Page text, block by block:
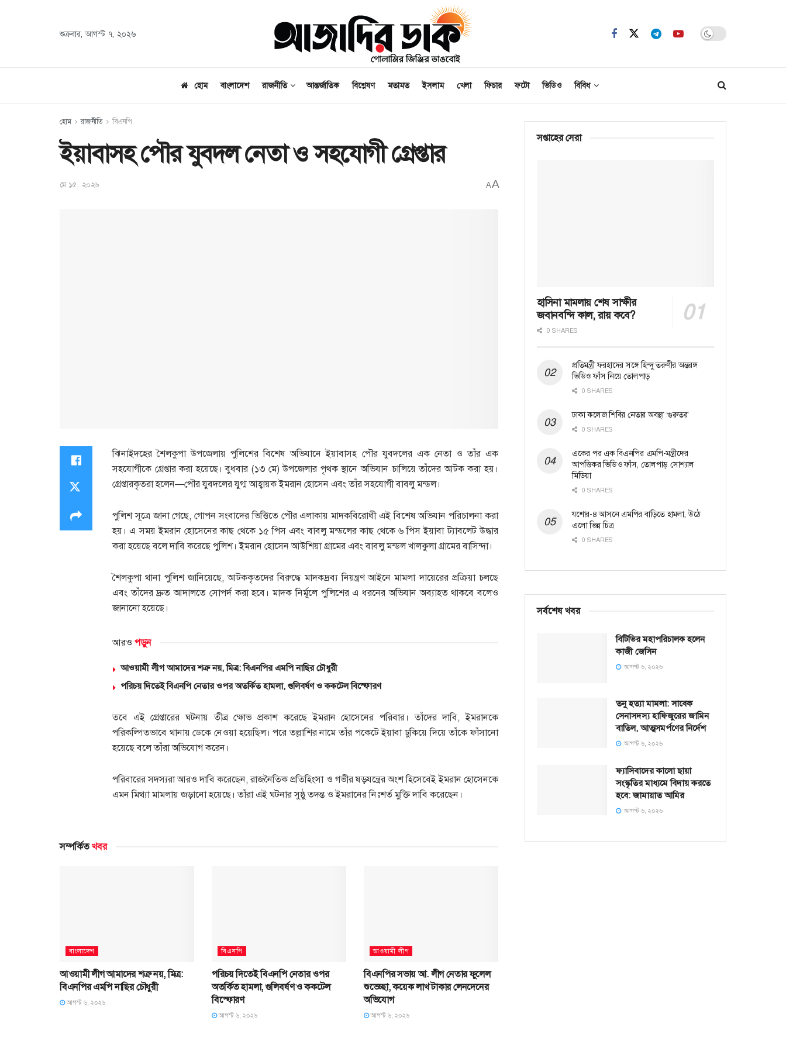
শুক্রবার, আগস্ট ৭, ২০২৬
হোম বাংলাদেশ রাজনীতি আন্তর্জাতিক বিশ্লেষণ মতামত ইসলাম খেলা ফিচার ফটো ভিডিও বিবিধ
হোম রাজনীতি বিএনপি
ইয়াবাসহ পৌর যুবদল নেতা ও সহযোগী গ্রেপ্তার
মে ১৫, ২০২৬ AA
ঝিনাইদহের শৈলকুপা উপজেলায় পুলিশের বিশেষ অভিযানে ইয়াবাসহ পৌর যুবদলের এক নেতা ও তাঁর এক
সহযোগীকে গ্রেপ্তার করা হয়েছে। বুধবার (১৩ মে) উপজেলার পৃথক স্থানে অভিযান চালিয়ে তাঁদের আটক করা হয়।
গ্রেপ্তারকৃতরা হলেন—পৌর যুবদলের যুগ্ম আহ্বায়ক ইমরান হোসেন এবং তাঁর সহযোগী বাবলু মন্ডল।
পুলিশ সূত্রে জানা গেছে, গোপন সংবাদের ভিত্তিতে পৌর এলাকায় মাদকবিরোধী এই বিশেষ অভিযান পরিচালনা করা
হয়। এ সময় ইমরান হোসেনের কাছ থেকে ১৫ পিস এবং বাবলু মন্ডলের কাছ থেকে ৬ পিস ইয়াবা ট্যাবলেট উদ্ধার
করা হয়েছে বলে দাবি করেছে পুলিশ। ইমরান হোসেন আউশিয়া গ্রামের এবং বাবলু মন্ডল খালকুলা গ্রামের বাসিন্দা।
শৈলকুপা থানা পুলিশ জানিয়েছে, আটককৃতদের বিরুদ্ধে মাদকদ্রব্য নিয়ন্ত্রণ আইনে মামলা দায়েরের প্রক্রিয়া চলছে
এবং তাঁদের দ্রুত আদালতে সোপর্দ করা হবে। মাদক নির্মূলে পুলিশের এ ধরনের অভিযান অব্যাহত থাকবে বলেও
জানানো হয়েছে।
আরও পড়ুন
আওয়ামী লীগ আমাদের শত্রু নয়, মিত্র: বিএনপির এমপি নাছির চৌধুরী
পরিচয় দিতেই বিএনপি নেতার ওপর অতর্কিত হামলা, গুলিবর্ষণ ও ককটেল বিস্ফোরণ
তবে এই গ্রেপ্তারের ঘটনায় তীব্র ক্ষোভ প্রকাশ করেছে ইমরান হোসেনের পরিবার। তাঁদের দাবি, ইমরানকে
পরিকল্পিতভাবে থানায় ডেকে নেওয়া হয়েছিল। পরে তল্লাশির নামে তাঁর পকেটে ইয়াবা ঢুকিয়ে দিয়ে তাঁকে ফাঁসানো
হয়েছে বলে তাঁরা অভিযোগ করেন।
পরিবারের সদস্যরা আরও দাবি করেছেন, রাজনৈতিক প্রতিহিংসা ও গভীর ষড়যন্ত্রের অংশ হিসেবেই ইমরান হোসেনকে
এমন মিথ্যা মামলায় জড়ানো হয়েছে। তাঁরা এই ঘটনার সুষ্ঠু তদন্ত ও ইমরানের নিঃশর্ত মুক্তি দাবি করেছেন।
সম্পর্কিতখবর
বাংলাদেশ
আওয়ামী লীগ আমাদের শত্রু নয়, মিত্র:
বিএনপির এমপি নাছির চৌধুরী
আগস্ট ৬, ২০২৬
বিএনপি
পরিচয় দিতেই বিএনপি নেতার ওপর
অতর্কিত হামলা, গুলিবর্ষণ ও ককটেল
বিস্ফোরণ
আগস্ট ৬, ২০২৬
আওয়ামী লীগ
বিএনপির সভায় আ. লীগ নেতার ফুলেল
শুভেচ্ছা, কয়েক লাখ টাকার লেনদেনের
অভিযোগ
আগস্ট ৬, ২০২৬
সপ্তাহের সেরা
হাসিনা মামলায় শেষ সাক্ষীর
জবানবন্দি কাল, রায় কবে?
0 SHARES
প্রতিমন্ত্রী ফরহাদের সঙ্গে হিন্দু তরুণীর অন্তরঙ্গ
ভিডিও ফাঁস নিয়ে তোলপাড়
0 SHARES
ঢাকা কলেজ শিবির নেতার অবস্থা ‘গুরুতর’
0 SHARES
একের পর এক বিএনপির এমপি-মন্ত্রীদের
আপত্তিকর ভিডিও ফাঁস, তোলপাড় সোশ্যাল
মিডিয়া
0 SHARES
যশোর-৪ আসনে এমপির বাড়িতে হামলা, উঠে
এলো ভিন্ন চিত্র
0 SHARES
সর্বশেষ খবর
বিটিভির মহাপরিচালক হলেন
কাজী জেসিন
আগস্ট ৬, ২০২৬
তনু হত্যা মামলা: সাবেক
সেনাসদস্য হাফিজুরের জামিন
বাতিল, আত্মসমর্পণের নির্দেশ
আগস্ট ৬, ২০২৬
ফ্যাসিবাদের কালো ছায়া
সংস্কৃতির মাধ্যমে বিদায় করতে
হবে: জামায়াত আমির
আগস্ট ৬, ২০২৬